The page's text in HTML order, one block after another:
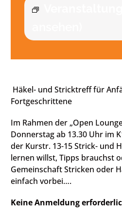
Häkel- und Stricktreff für
Fortgeschrittene
Im Rahmen der „Open
Donnerstag ab 13.30 Uhr im
der Kurstr. 13-15 Strick- und
lernen willst, Tipps brauchst
Gemeinschaft Stricken oder
einfach vorbei….
Keine Anmeldung